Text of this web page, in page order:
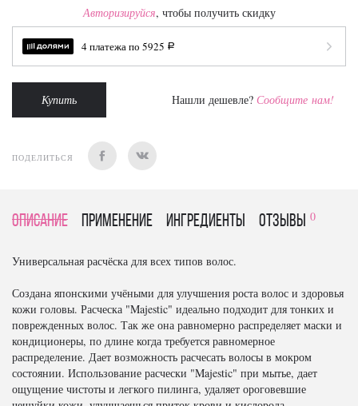
Авторизируйся, чтобы получить скидку
4 платежа по 5925 a
Купить Нашли дешевле? Сообщите нам!
ПОДЕЛИТЬСЯ
Описание Применение Ингредиенты отзывы 0
Универсальная расчёска для всех типов волос.
Создана японскими учёными для улучшения роста волос и здоровья
кожи головы. Расческа "Majestic" идеально подходит для тонких и
поврежденных волос. Так же она равномерно распределяет маски и
кондиционеры, по длине когда требуется равномерное
распределение. Дает возможность расчесать волосы в мокром
состоянии. Использование расчески "Majestic" при мытье, дает
ощущение чистоты и легкого пилинга, удаляет ороговевшие